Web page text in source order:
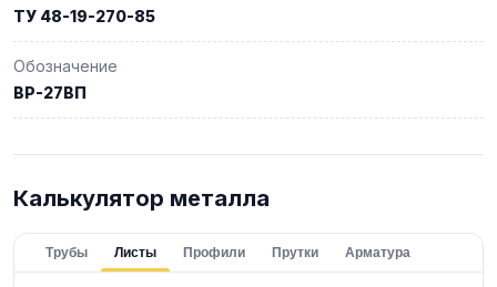
ТУ 48-19-270-85
Обозначение
ВР-27ВП
Калькулятор металла
Трубы Листы Профили Прутки Арматура